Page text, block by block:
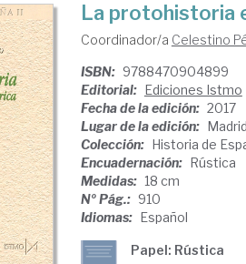
La protohistoria
Coordinador/a Celestino
ISBN: 9788470904899
Editorial: Ediciones Istmo
Fecha de la edición: 2017
Lugar de la edición:
Colección: Historia de
Encuadernación: Rústica
Medidas: 18 cm
Nº Pág.: 910
Idiomas: Español
Papel: Rústica